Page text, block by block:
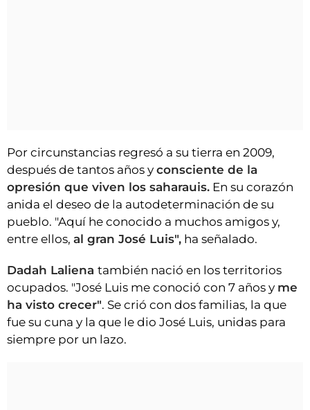
Por circunstancias regresó a su tierra en 2009,
después de tantos años y consciente de la
opresión que viven los saharauis. En su corazón
anida el deseo de la autodeterminación de su
pueblo. "Aquí he conocido a muchos amigos y,
entre ellos, al gran José Luis", ha señalado.
Dadah Laliena también nació en los territorios
ocupados. "José Luis me conoció con 7 años y me
ha visto crecer". Se crió con dos familias, la que
fue su cuna y la que le dio José Luis, unidas para
siempre por un lazo.